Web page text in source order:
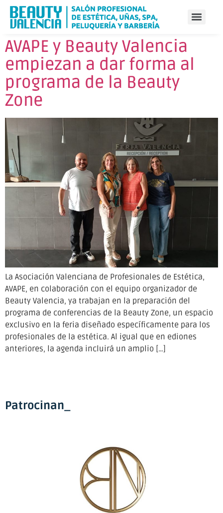
AVAPE y Beauty Valencia
empiezan a dar forma al
programa de la Beauty
Zone
La Asociación Valenciana de Profesionales de Estética,
AVAPE, en colaboración con el equipo organizador de
Beauty Valencia, ya trabajan en la preparación del
programa de conferencias de la Beauty Zone, un espacio
exclusivo en la feria diseñado específicamente para los
profesionales de la estética. Al igual que en ediones
anteriores, la agenda incluirá un amplio […]
Patrocinan_